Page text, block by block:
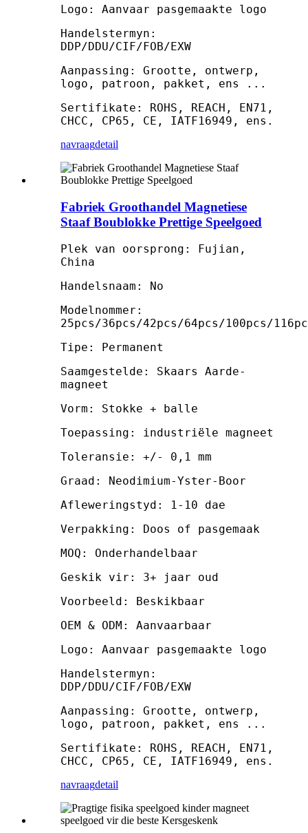
Logo: Aanvaar pasgemaakte logo
Handelstermyn:
DDP/DDU/CIF/FOB/EXW
Aanpassing: Grootte, ontwerp,
logo, patroon, pakket, ens ...
Sertifikate: ROHS, REACH, EN71,
CHCC, CP65, CE, IATF16949, ens.
navraagdetail
Fabriek Groothandel Magnetiese
Staaf Boublokke Prettige Speelgoed
Plek van oorsprong: Fujian,
China
Handelsnaam: No
Modelnommer:
25pcs/36pcs/42pcs/64pcs/100pcs/
Tipe: Permanent
Saamgestelde: Skaars Aarde-
magneet
Vorm: Stokke + balle
Toepassing: industriële magneet
Toleransie: +/- 0,1 mm
Graad: Neodimium-Yster-Boor
Afleweringstyd: 1-10 dae
Verpakking: Doos of pasgemaak
MOQ: Onderhandelbaar
Geskik vir: 3+ jaar oud
Voorbeeld: Beskikbaar
OEM & ODM: Aanvaarbaar
Logo: Aanvaar pasgemaakte logo
Handelstermyn:
DDP/DDU/CIF/FOB/EXW
Aanpassing: Grootte, ontwerp,
logo, patroon, pakket, ens ...
Sertifikate: ROHS, REACH, EN71,
CHCC, CP65, CE, IATF16949, ens.
navraagdetail